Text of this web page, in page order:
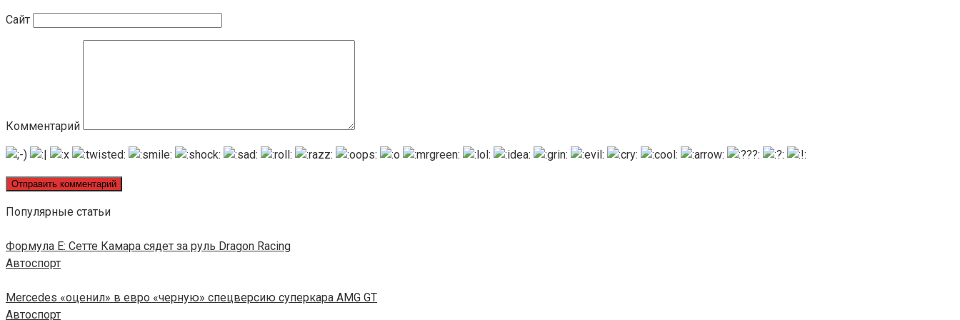
Сайт
Комментарий
Популярные статьи
Формула E: Сетте Камара сядет за руль Dragon Racing
Автоспорт
Mercedes «оценил» в евро «черную» спецверсию суперкара AMG GT
Автоспорт